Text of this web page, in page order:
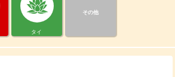
タイ
その他